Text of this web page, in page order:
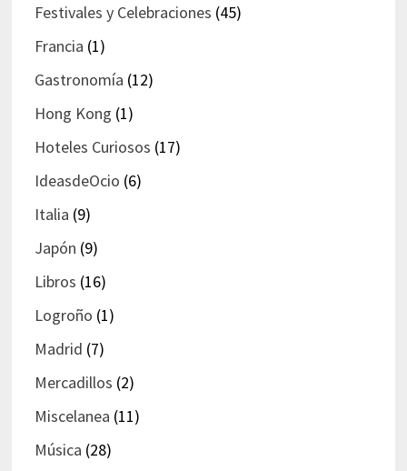
Festivales y Celebraciones (45)
Francia (1)
Gastronomía (12)
Hong Kong (1)
Hoteles Curiosos (17)
IdeasdeOcio (6)
Italia (9)
Japón (9)
Libros (16)
Logroño (1)
Madrid (7)
Mercadillos (2)
Miscelanea (11)
Música (28)